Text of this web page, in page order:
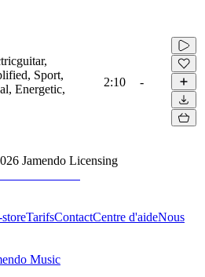
Sport,
Energetic,
2:10 -
Jamendo Licensing
TarifsContactCentre d'aideNous
Music